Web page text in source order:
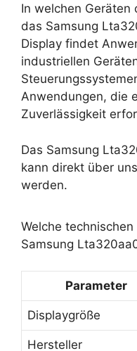
In welchen Geräten
das Samsung
Display findet
industriellen
Anwendungen, die
Zuverlässigkeit
Das Samsung
kann direkt über
werden.
Welche
Samsung
Parameter
Displaygröße
Hersteller